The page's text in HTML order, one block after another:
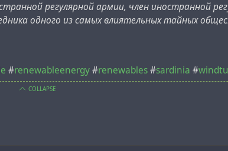
регулярной армии, член иностранной
одного из самых влиятельных тайных
#renewableenergy#renewables#sardinia #
COLLAPSE